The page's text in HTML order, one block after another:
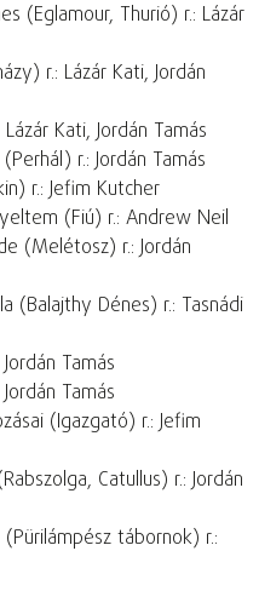
(Eglamour, Thurió) r.: Lázár
r.: Lázár Kati, Jordán
Kati, Jordán Tamás
r.: Jordán Tamás
r.: Jefim Kutcher
(Fiú) r.: Andrew Neil
(Melétosz) r.: Jordán
(Balajthy Dénes) r.: Tasnádi
Tamás
Tamás
(Igazgató) r.: Jefim
Catullus) r.: Jordán
tábornok) r.: